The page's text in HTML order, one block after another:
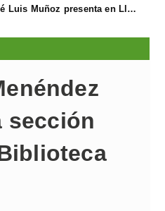
José Luis Muñoz presenta en Llanegra "Libertad" y el libro homenaje "El corredor de fondo"
sección